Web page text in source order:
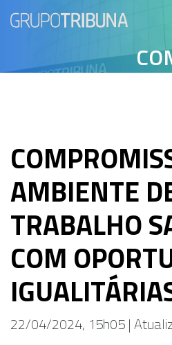
AMBIENTE
TRABALHO
COM
22/04/2024, 15h05 |